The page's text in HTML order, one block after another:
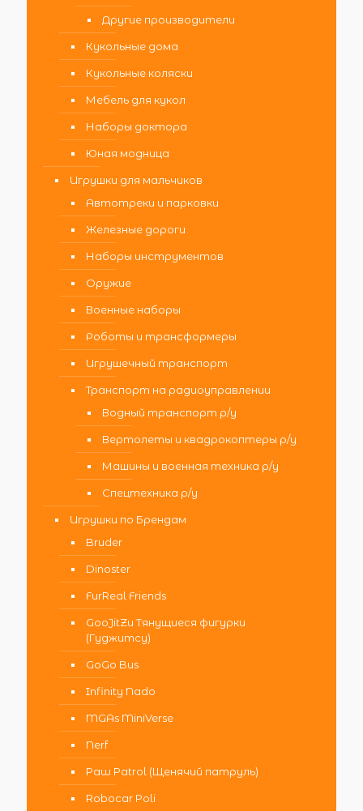
Другие производители
Кукольные дома
Кукольные коляски
Мебель для кукол
Наборы доктора
Юная модница
Игрушки для мальчиков
Автотреки и парковки
Железные дороги
Наборы инструментов
Оружие
Военные наборы
Роботы и трансформеры
Игрушечный транспорт
Транспорт на радиоуправлении
Водный транспорт р/у
Вертолеты и квадрокоптеры р/у
Машины и военная техника р/у
Спецтехника р/у
Игрушки по Брендам
Bruder
Dinoster
FurReal Friends
GooJitZu Тянущиеся фигурки
(Гуджитсу)
GoGo Bus
Infinity Nado
MGAs MiniVerse
Nerf
Paw Patrol (Щенячий патруль)
Robocar Poli